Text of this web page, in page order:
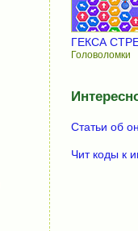
ГЕКСА
Головоломки
Статьи об
Чит коды к